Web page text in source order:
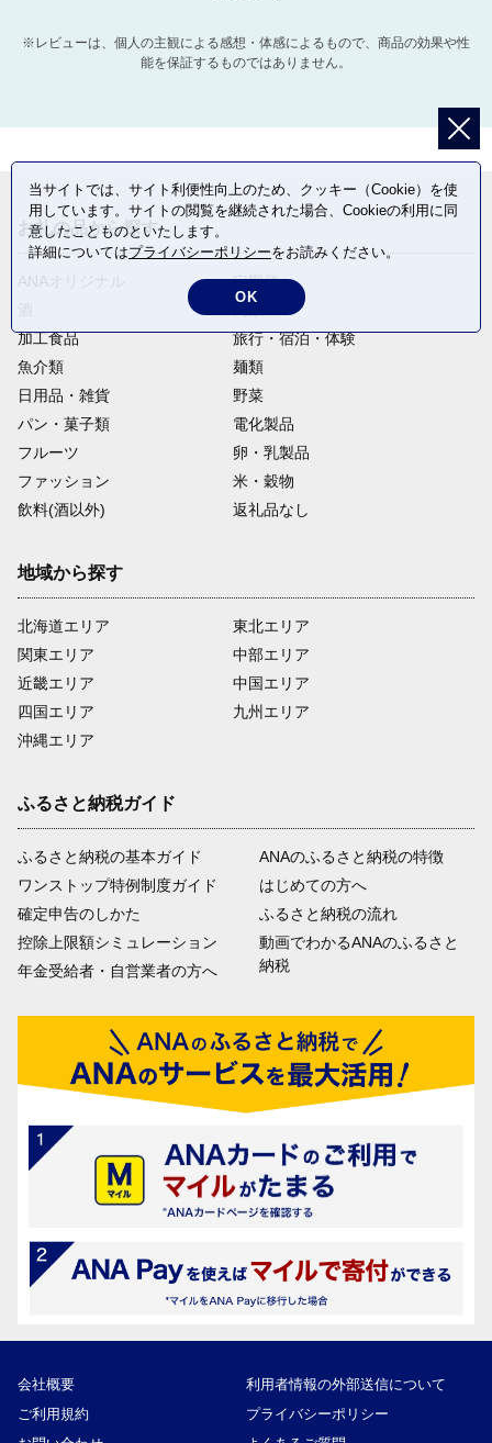
※レビューは、個人の主観による感想・体感によるもので、商品の効果や性
能を保証するものではありません。
お礼の品から探す
定期便
加工食品
旅行・宿泊・体験
魚介類
麺類
日用品・雑貨
野菜
パン・菓子類
電化製品
フルーツ
卵・乳製品
ファッション
米・穀物
飲料(酒以外)
返礼品なし
地域から探す
北海道エリア
関東エリア
近畿エリア
四国エリア
沖縄エリア
東北エリア
中部エリア
中国エリア
九州エリア
ふるさと納税ガイド
ふるさと納税の基本ガイド
ワンストップ特例制度ガイド
確定申告のしかた
控除上限額シミュレーション
年金受給者・自営業者の方へ
ANAのふるさと納税の特徴
はじめての方へ
ふるさと納税の流れ
動画でわかるANAのふるさと
納税
会社概要
利用者情報の外部送信について
ご利用規約
プライバシーポリシー
当サイトでは、サイト利便性向上のため、クッキー（Cookie）を使
用しています。サイトの閲覧を継続された場合、Cookieの利用に同
意したことものといたします。
詳細についてはプライバシーポリシーをお読みください。
OK